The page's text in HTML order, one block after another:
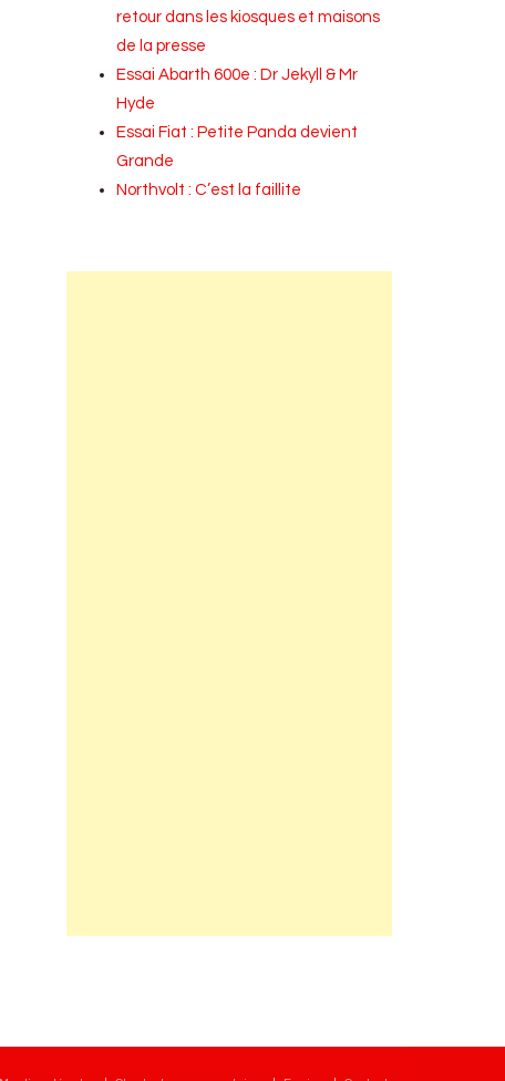
retour dans les kiosques et maisons
de la presse
Essai Abarth 600e : Dr Jekyll & Mr
Hyde
Essai Fiat : Petite Panda devient
Grande
Northvolt : C’est la faillite